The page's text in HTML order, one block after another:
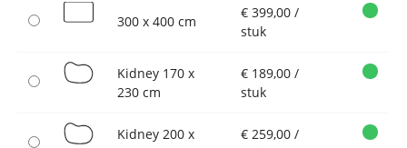
300 x 400 cm
€ 399,00 /
stuk
Kidney 170 x
230 cm
€ 189,00 /
stuk
Kidney 200 x
€ 259,00 /